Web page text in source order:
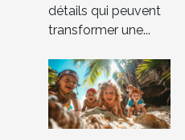
détails qui peuvent
transformer une...